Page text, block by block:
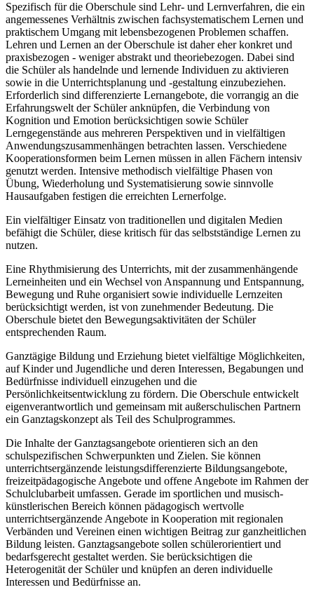
Spezifisch für die Oberschule sind Lehr- und Lernverfahren, die ein
angemessenes Verhältnis zwischen fachsystematischem Lernen und
praktischem Umgang mit lebensbezogenen Problemen schaffen.
Lehren und Lernen an der Oberschule ist daher eher konkret und
praxisbezogen - weniger abstrakt und theoriebezogen. Dabei sind
die Schüler als handelnde und lernende Individuen zu aktivieren
sowie in die Unterrichtsplanung und -gestaltung einzubeziehen.
Erforderlich sind differenzierte Lernangebote, die vorrangig an die
Erfahrungswelt der Schüler anknüpfen, die Verbindung von
Kognition und Emotion berücksichtigen sowie Schüler
Lerngegenstände aus mehreren Perspektiven und in vielfältigen
Anwendungszusammenhängen betrachten lassen. Verschiedene
Kooperationsformen beim Lernen müssen in allen Fächern intensiv
genutzt werden. Intensive methodisch vielfältige Phasen von
Übung, Wiederholung und Systematisierung sowie sinnvolle
Hausaufgaben festigen die erreichten Lernerfolge.
Ein vielfältiger Einsatz von traditionellen und digitalen Medien
befähigt die Schüler, diese kritisch für das selbstständige Lernen zu
nutzen.
Eine Rhythmisierung des Unterrichts, mit der zusammenhängende
Lerneinheiten und ein Wechsel von Anspannung und Entspannung,
Bewegung und Ruhe organisiert sowie individuelle Lernzeiten
berücksichtigt werden, ist von zunehmender Bedeutung. Die
Oberschule bietet den Bewegungsaktivitäten der Schüler
entsprechenden Raum.
Ganztägige Bildung und Erziehung bietet vielfältige Möglichkeiten,
auf Kinder und Jugendliche und deren Interessen, Begabungen und
Bedürfnisse individuell einzugehen und die
Persönlichkeitsentwicklung zu fördern. Die Oberschule entwickelt
eigenverantwortlich und gemeinsam mit außerschulischen Partnern
ein Ganztagskonzept als Teil des Schulprogrammes.
Die Inhalte der Ganztagsangebote orientieren sich an den
schulspezifischen Schwerpunkten und Zielen. Sie können
unterrichtsergänzende leistungsdifferenzierte Bildungsangebote,
freizeitpädagogische Angebote und offene Angebote im Rahmen der
Schulclubarbeit umfassen. Gerade im sportlichen und musisch-
künstlerischen Bereich können pädagogisch wertvolle
unterrichtsergänzende Angebote in Kooperation mit regionalen
Verbänden und Vereinen einen wichtigen Beitrag zur ganzheitlichen
Bildung leisten. Ganztagsangebote sollen schülerorientiert und
bedarfsgerecht gestaltet werden. Sie berücksichtigen die
Heterogenität der Schüler und knüpfen an deren individuelle
Interessen und Bedürfnisse an.